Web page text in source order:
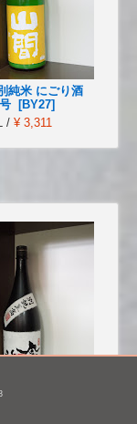
純米 にごり酒
[BY27]
/ ¥ 3,311
大吟醸 原酒 別